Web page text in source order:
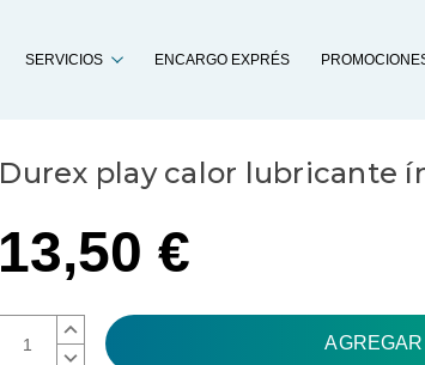
SERVICIOS ENCARGO EXPRÉS
Durex play calor lubricante
13,50 €
AUMENTAR
CANTIDAD:
DISMINUIR